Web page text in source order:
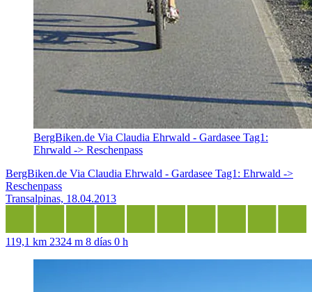
BergBiken.de Via Claudia Ehrwald - Gardasee Tag1:
Ehrwald -> Reschenpass
BergBiken.de Via Claudia Ehrwald - Gardasee Tag1: Ehrwald ->
Reschenpass
Transalpinas, 18.04.2013
119,1 km 2324 m 8 días 0 h